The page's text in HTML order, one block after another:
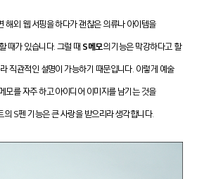
해외 웹 서핑을 하다가 괜찮은 의류나 아이템을
때가 있습니다. 그럴 때 S메모의 기능은 막강하다고 할
직관적인 설명이 가능하기 때문입니다. 이렇게 예술
모를 자주 하고 아이디어 이미지를 남기는 것을
S펜 기능은 큰 사랑을 받으리라 생각합니다.